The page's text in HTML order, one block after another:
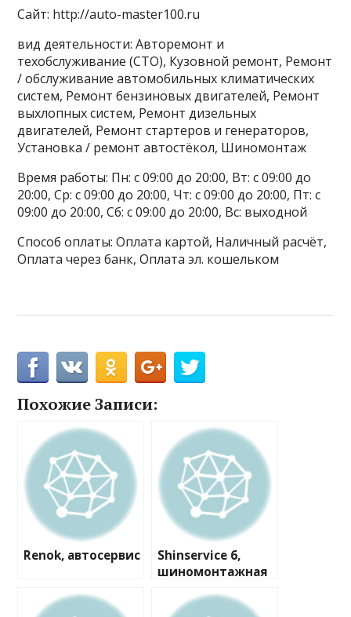
Сайт: http://auto-master100.ru
вид деятельности: Авторемонт и
техобслуживание (СТО), Кузовной ремонт, Ремонт
/ обслуживание автомобильных климатических
систем, Ремонт бензиновых двигателей, Ремонт
выхлопных систем, Ремонт дизельных
двигателей, Ремонт стартеров и генераторов,
Установка / ремонт автостёкол, Шиномонтаж
Время работы: Пн: с 09:00 до 20:00, Вт: с 09:00 до
20:00, Ср: с 09:00 до 20:00, Чт: с 09:00 до 20:00, Пт: с
09:00 до 20:00, Сб: с 09:00 до 20:00, Вс: выходной
Способ оплаты: Оплата картой, Наличный расчёт,
Оплата через банк, Оплата эл. кошельком
Похожие Записи:
Renok, автосервис
Shinservice 6,
шиномонтажная